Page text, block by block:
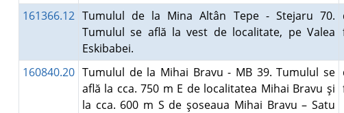
161366.12 Tumulul de la Mina Altân Tepe - Stejaru 70.
Tumulul se află la vest de localitate, pe Valea
Eskibabei.
160840.20 Tumulul de la Mihai Bravu - MB 39. Tumulul se
află la cca. 750 m E de localitatea Mihai Bravu şi
la cca. 600 m S de şoseaua Mihai Bravu – Satu